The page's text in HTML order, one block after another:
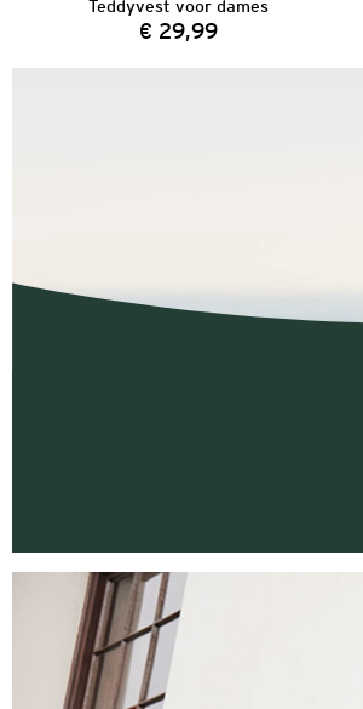
Teddyvest voor dames
Prijs:
€ 29,99